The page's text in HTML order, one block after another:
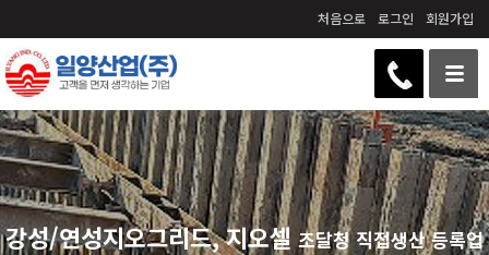
처음으로 로그인 회원가입
강성/연성지오그리드, 지오셀 조달청 직접생산 등록업